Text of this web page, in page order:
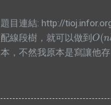
題目連結: http://
配線段樹，就可以做到 O(n
O(nl
本，不然我原本是寫讓他
#define ALL(x) (x).begin(),